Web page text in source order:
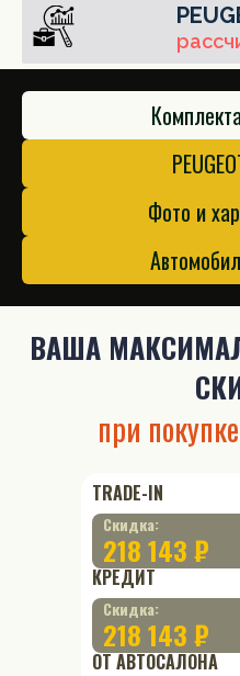
Фото и
ВАША
при
TRADE-IN
Скидка:
218 143 ₽
КРЕДИТ
Скидка:
218 143 ₽
ОТ АВТОСАЛОНА